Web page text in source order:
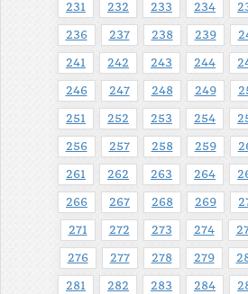
231 232 233 234
236 237 238 239
241 242 243 244
246 247 248 249
251 252 253 254
256 257 258 259
261 262 263 264
266 267 268 269
271 272 273 274
276 277 278 279
281 282 283 284